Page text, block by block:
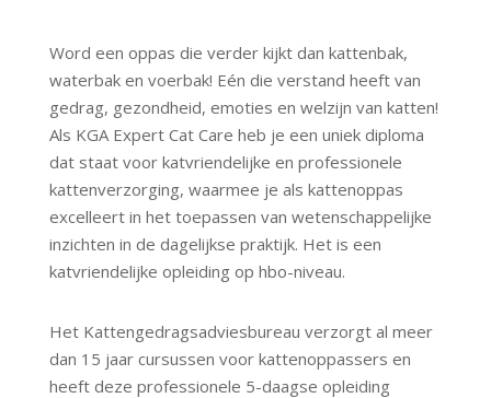
Word een oppas die verder kijkt dan kattenbak,
waterbak en voerbak! Eén die verstand heeft van
gedrag, gezondheid, emoties en welzijn van katten!
Als KGA Expert Cat Care heb je een uniek diploma
dat staat voor katvriendelijke en professionele
kattenverzorging, waarmee je als kattenoppas
excelleert in het toepassen van wetenschappelijke
inzichten in de dagelijkse praktijk. Het is een
katvriendelijke opleiding op hbo-niveau.
Het Kattengedragsadviesbureau verzorgt al meer
dan 15 jaar cursussen voor kattenoppassers en
heeft deze professionele 5-daagse opleiding